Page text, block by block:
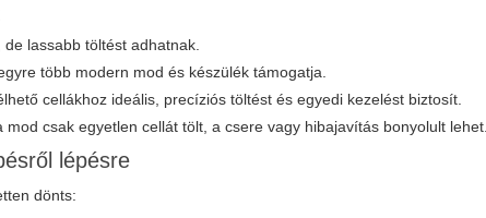
lassabb töltést adhatnak.
több modern mod és készülék támogatja.
cellákhoz ideális, precíziós töltést és egyedi kezelést biztosít.
mod csak egyetlen cellát tölt, a csere vagy hibajavítás bonyolult lehet.
lépésre
dönts: